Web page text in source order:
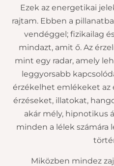
Ezek az energetikai
rajtam. Ebben a
vendéggel; fizikailag
mindazt, amit ő. Az
mint egy radar, amely
leggyorsabb
érzékelhet emlékeket az
érzéseket, illatokat,
akár mély, hipnotikus
minden a lélek
Miközben mindez